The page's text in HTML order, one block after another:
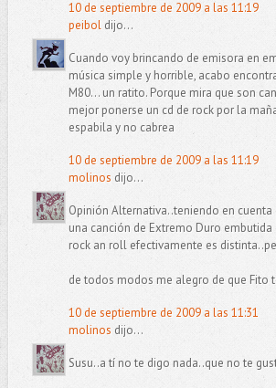
10 de septiembre de 2009 a las 11:19
peiboldijo...
Cuando voy brincando de emisora en
música simple y horrible, acabo
M80... un ratito. Porque mira que son
mejor ponerse un cd de rock por la
espabila y no cabrea
10 de septiembre de 2009 a las 11:19
molinos dijo...
Opinión Alternativa..teniendo en cuenta
una canción de Extremo Duro embutida
rock an roll efectivamente es
de todos modos me alegro de que Fito
10 de septiembre de 2009 a las 11:31
molinos dijo...
Susu..a tí no te digo nada..que no te